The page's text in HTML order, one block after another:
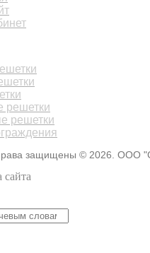
решетки
решетки
защищены © 2026. ООО